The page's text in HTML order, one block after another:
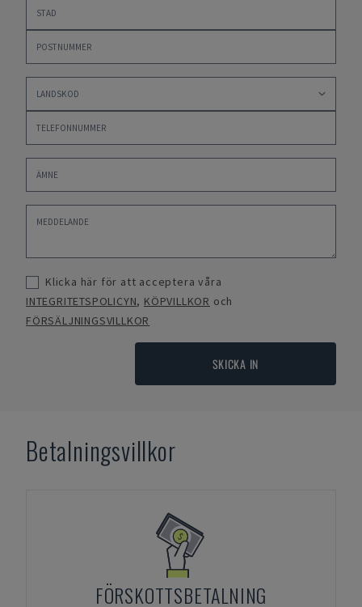
Klicka här för att acceptera våra
INTEGRITETSPOLICYN, KÖPVILLKOR och
FÖRSÄLJNINGSVILLKOR
SKICKA IN
Betalningsvillkor
FÖRSKOTTSBETALNING